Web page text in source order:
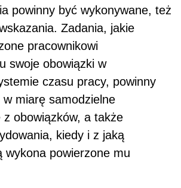
powinny być wykonywane, też
Zadania, jakie
pracownikowi
swoje obowiązki w
czasu pracy, powinny
miarę samodzielne
z obowiązków, a także
kiedy i z jaką
wykona powierzone mu